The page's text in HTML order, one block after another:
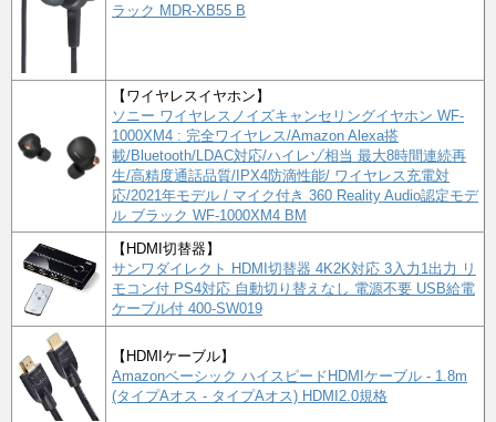
ラック MDR-XB55 B
【ワイヤレスイヤホン】
ソニー ワイヤレスノイズキャンセリングイヤホン WF-
1000XM4 : 完全ワイヤレス/Amazon Alexa搭
載/Bluetooth/LDAC対応/ハイレゾ相当 最大8時間連続再
生/高精度通話品質/IPX4防滴性能/ ワイヤレス充電対
応/2021年モデル / マイク付き 360 Reality Audio認定モデ
ル ブラック WF-1000XM4 BM
【HDMI切替器】
サンワダイレクト HDMI切替器 4K2K対応 3入力1出力 リ
モコン付 PS4対応 自動切り替えなし 電源不要 USB給電
ケーブル付 400-SW019
【HDMIケーブル】
Amazonベーシック ハイスピードHDMIケーブル - 1.8m
(タイプAオス - タイプAオス) HDMI2.0規格